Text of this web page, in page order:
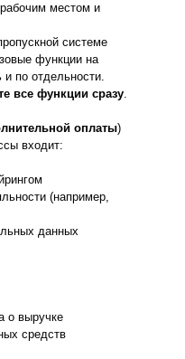
местом и
системе
функции на
и по отдельности.
все функции сразу.
оплаты)
входит:
(например,
данных
о выручке
средств